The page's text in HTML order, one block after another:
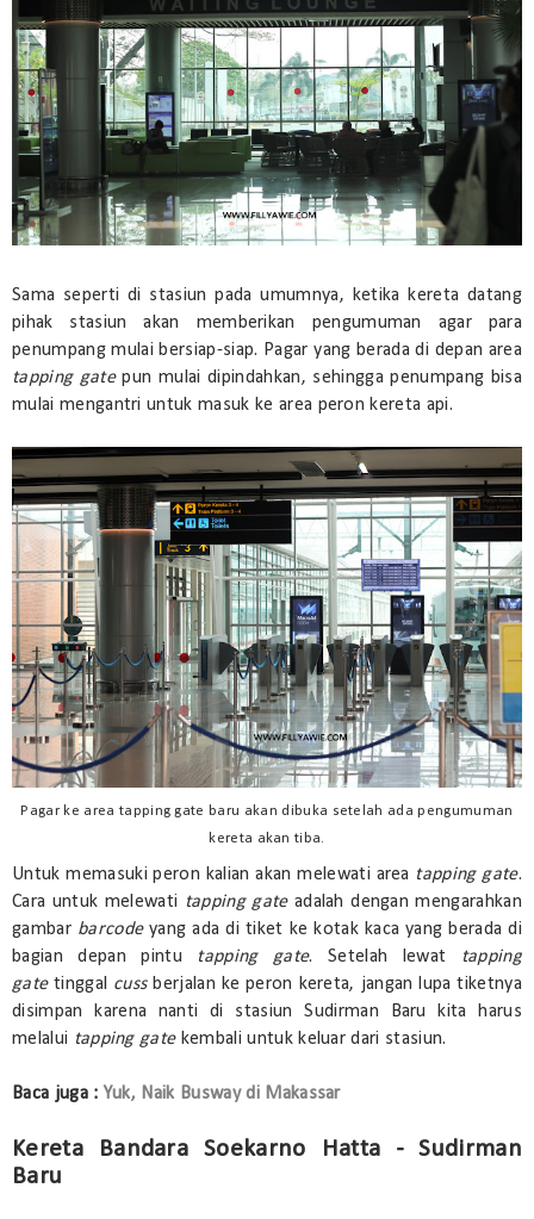
Sama seperti di stasiun pada umumnya, ketika kereta datang
pihak stasiun akan memberikan pengumuman agar para
penumpang mulai bersiap-siap. Pagar yang berada di depan area
tapping gatepun mulai dipindahkan, sehingga penumpang bisa
mulai mengantri untuk masuk ke area peron kereta api.
Pagar ke area tapping gate baru akan dibuka setelah ada pengumuman
kereta akan tiba.
Untuk memasuki peron kalian akan melewati area tapping gate.
Cara untuk melewati tapping gateadalah dengan mengarahkan
gambar barcodeyang ada di tiket ke kotak kaca yang berada di
bagian depan pintu
tapping gate. Setelah lewat
tapping
gatetinggal cuss berjalan ke peron kereta, jangan lupa tiketnya
disimpan karena nanti di stasiun Sudirman Baru kita harus
melalui tapping gatekembali untuk keluar dari stasiun.
Baca juga : Yuk, Naik Busway di Makassar
Kereta Bandara Soekarno Hatta - Sudirman
Baru